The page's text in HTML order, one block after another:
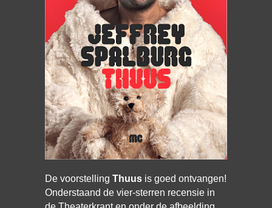
De voorstelling Thuus is goed ontvangen!
Onderstaand de vier-sterren recensie in